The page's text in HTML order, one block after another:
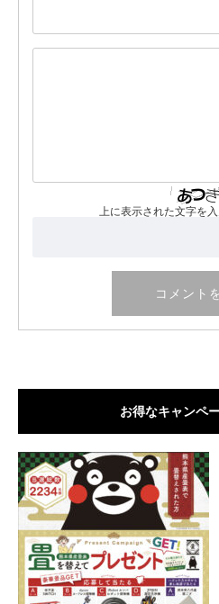
上に表示された文字を入
お得なキャンペ